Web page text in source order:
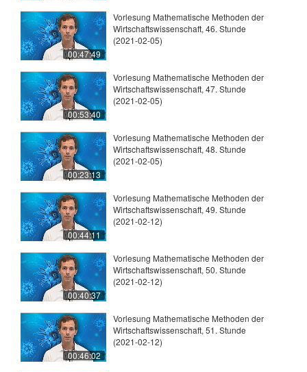
00:47:49
Vorlesung Mathematische Methoden der
Wirtschaftswissenschaft, 46. Stunde
(2021-02-05)
00:53:40
Vorlesung Mathematische Methoden der
Wirtschaftswissenschaft, 47. Stunde
(2021-02-05)
00:23:13
Vorlesung Mathematische Methoden der
Wirtschaftswissenschaft, 48. Stunde
(2021-02-05)
00:44:11
Vorlesung Mathematische Methoden der
Wirtschaftswissenschaft, 49. Stunde
(2021-02-12)
00:40:37
Vorlesung Mathematische Methoden der
Wirtschaftswissenschaft, 50. Stunde
(2021-02-12)
00:46:02
Vorlesung Mathematische Methoden der
Wirtschaftswissenschaft, 51. Stunde
(2021-02-12)